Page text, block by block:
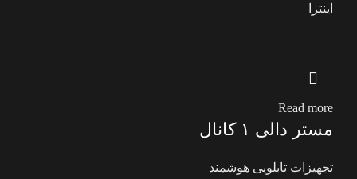
اینترا
Read more
مستر دالی ۱ کانال
تجهیزات تابلویی هوشمند